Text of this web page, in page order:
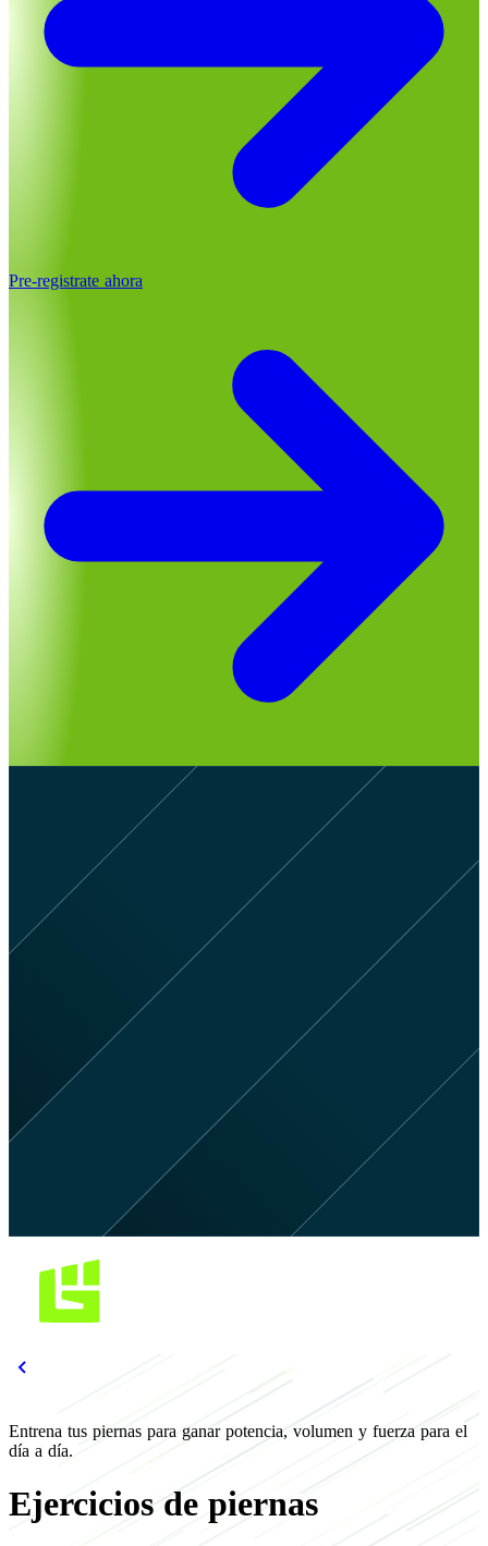
Pre-registrate ahora
Entrena tus piernas para ganar potencia, volumen y fuerza para el
día a día.
Ejercicios de piernas